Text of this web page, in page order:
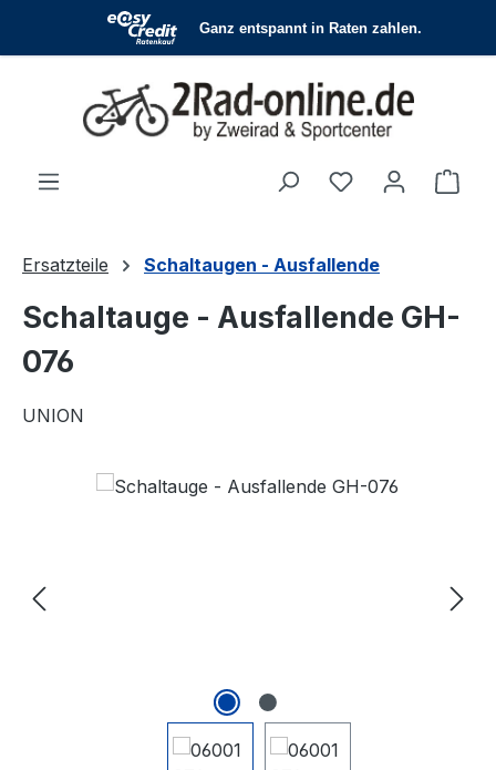
Zum Hauptinhalt springen
Du hast 0
Ersatzteile Schaltaugen - Ausfallende
Schaltauge - Ausfallende GH-
076
UNION